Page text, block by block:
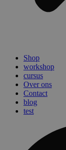
Shop
workshop
cursus
Over ons
Contact
blog
test